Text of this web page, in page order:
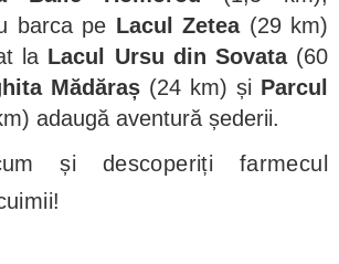
barca pe Lacul Zetea(29 km)
la Lacul Ursu din Sovata(60
Mădăraș (24 km) și Parcul
adaugă aventură șederii.
și descoperiți farmecul